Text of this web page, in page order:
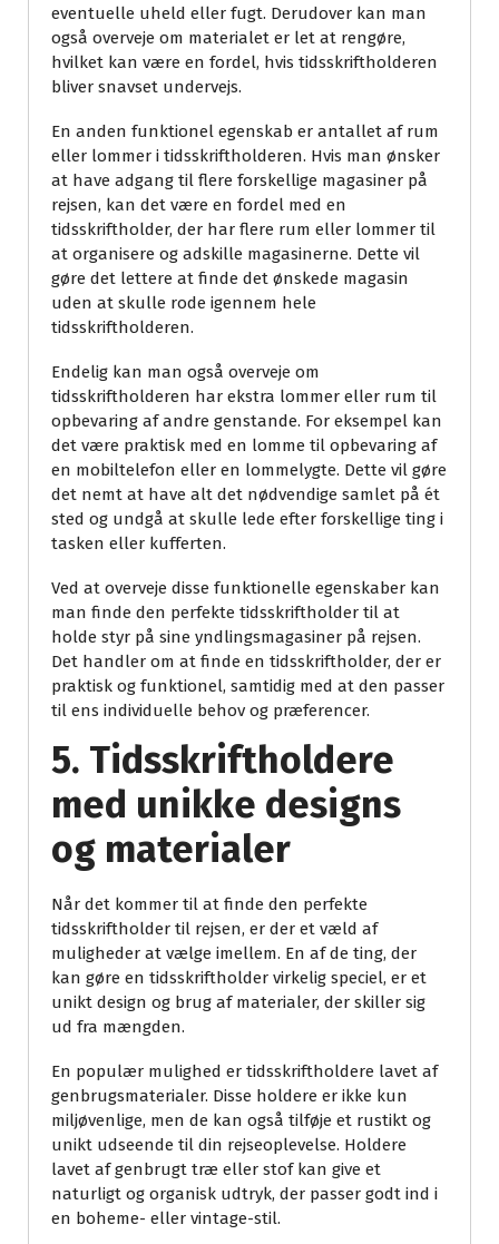
eventuelle uheld eller fugt. Derudover kan man
også overveje om materialet er let at rengøre,
hvilket kan være en fordel, hvis tidsskriftholderen
bliver snavset undervejs.
En anden funktionel egenskab er antallet af rum
eller lommer i tidsskriftholderen. Hvis man ønsker
at have adgang til flere forskellige magasiner på
rejsen, kan det være en fordel med en
tidsskriftholder, der har flere rum eller lommer til
at organisere og adskille magasinerne. Dette vil
gøre det lettere at finde det ønskede magasin
uden at skulle rode igennem hele
tidsskriftholderen.
Endelig kan man også overveje om
tidsskriftholderen har ekstra lommer eller rum til
opbevaring af andre genstande. For eksempel kan
det være praktisk med en lomme til opbevaring af
en mobiltelefon eller en lommelygte. Dette vil gøre
det nemt at have alt det nødvendige samlet på ét
sted og undgå at skulle lede efter forskellige ting i
tasken eller kufferten.
Ved at overveje disse funktionelle egenskaber kan
man finde den perfekte tidsskriftholder til at
holde styr på sine yndlingsmagasiner på rejsen.
Det handler om at finde en tidsskriftholder, der er
praktisk og funktionel, samtidig med at den passer
til ens individuelle behov og præferencer.
5. Tidsskriftholdere
med unikke designs
og materialer
Når det kommer til at finde den perfekte
tidsskriftholder til rejsen, er der et væld af
muligheder at vælge imellem. En af de ting, der
kan gøre en tidsskriftholder virkelig speciel, er et
unikt design og brug af materialer, der skiller sig
ud fra mængden.
En populær mulighed er tidsskriftholdere lavet af
genbrugsmaterialer. Disse holdere er ikke kun
miljøvenlige, men de kan også tilføje et rustikt og
unikt udseende til din rejseoplevelse. Holdere
lavet af genbrugt træ eller stof kan give et
naturligt og organisk udtryk, der passer godt ind i
en boheme- eller vintage-stil.